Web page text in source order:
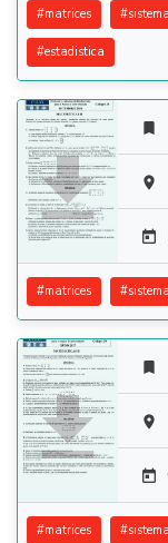
#matrices #
#estadistica




#matrices #




#matrices #